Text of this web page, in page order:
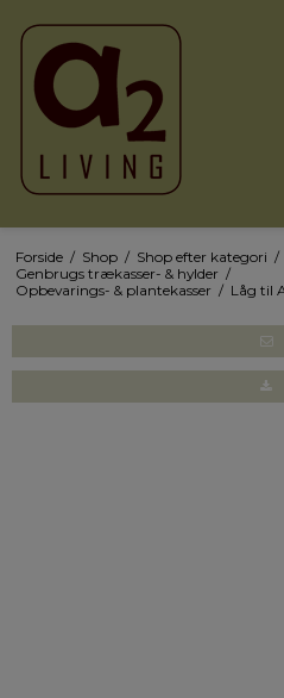
Forside / Shop / Shop efter kategori /
Genbrugs trækasser- & hylder /
Opbevarings- & plantekasser / Låg til